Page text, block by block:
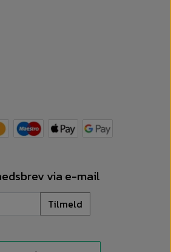
via e-mail
Tilmeld